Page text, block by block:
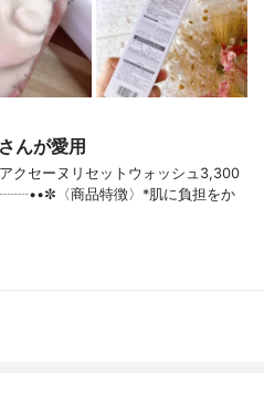
んが愛用
ーヌリセットウォッシュ3,300
〈商品特徴〉*肌に負担をか